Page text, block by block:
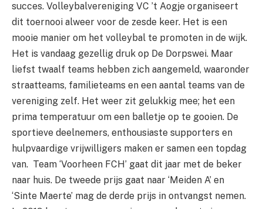
succes. Volleybalvereniging VC ’t Aogje organiseert
dit toernooi alweer voor de zesde keer. Het is een
mooie manier om het volleybal te promoten in de wijk.
Het is vandaag gezellig druk op De Dorpswei. Maar
liefst twaalf teams hebben zich aangemeld, waaronder
straatteams, familieteams en een aantal teams van de
vereniging zelf. Het weer zit gelukkig mee; het een
prima temperatuur om een balletje op te gooien. De
sportieve deelnemers, enthousiaste supporters en
hulpvaardige vrijwilligers maken er samen een topdag
van. Team ‘Voorheen FCH’ gaat dit jaar met de beker
naar huis. De tweede prijs gaat naar ‘Meiden A’ en
‘Sinte Maerte’ mag de derde prijs in ontvangst nemen.